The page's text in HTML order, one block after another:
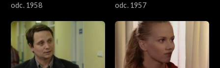
odc. 1958
odc. 1957